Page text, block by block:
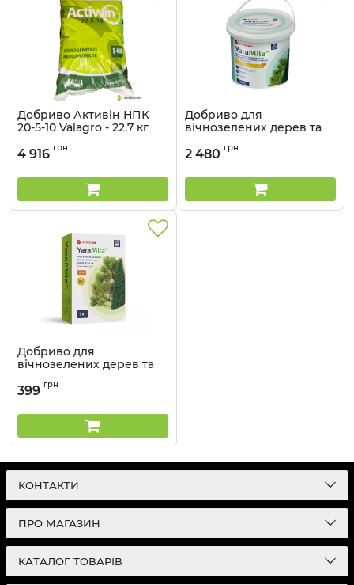
Добриво Активін НПК
20-5-10 Valagro - 22,7 кг
4 916 грн
Добриво для
вічнозелених дерев та
кг
2 480 грн
Добриво для
вічнозелених дерев та
Артикул:
399 грн
КОНТАКТИ
ПРО МАГАЗИН
КАТАЛОГ ТОВАРІВ